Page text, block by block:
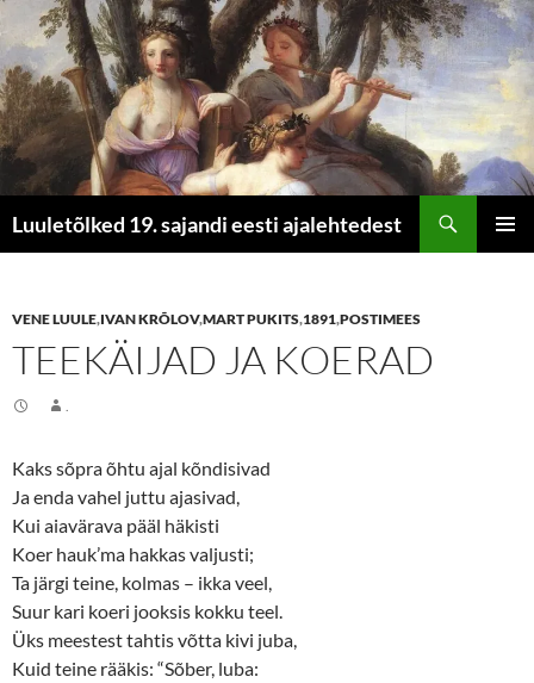
Luuletõlked 19. sajandi eesti ajalehtedest
VENE LUULE,IVAN KRÕLOV,MART PUKITS,1891,POSTIMEES
TEEKÄIJAD JA KOERAD
Kaks sõpra õhtu ajal kõndisivad
Ja enda vahel juttu ajasivad,
Kui aiavärava pääl häkisti
Koer hauk’ma hakkas valjusti;
Ta järgi teine, kolmas – ikka veel,
Suur kari koeri jooksis kokku teel.
Üks meestest tahtis võtta kivi juba,
Kuid teine rääkis: “Sõber, luba: